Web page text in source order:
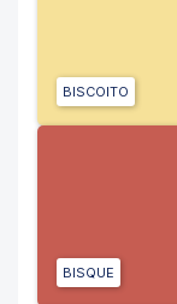
BISCOITO
BISQUE